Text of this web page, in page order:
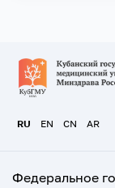
RU EN CN AR
Федеральное